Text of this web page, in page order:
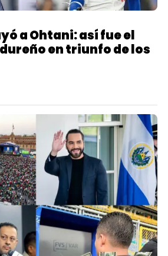
a Ohtani: así fue el
en triunfo de los